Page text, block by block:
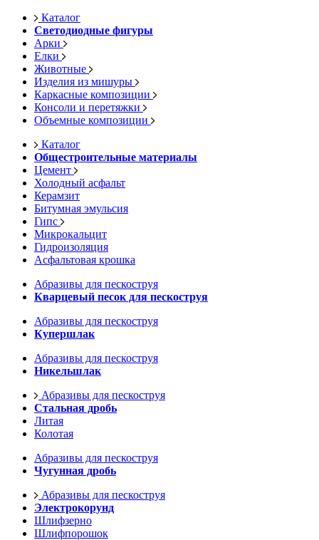
Каталог
Светодиодные фигуры
Арки
Елки
Животные
Изделия из мишуры
Каркасные композиции
Консоли и перетяжки
Объемные композиции
Каталог
Общестроительные материалы
Цемент
Холодный асфальт
Керамзит
Битумная эмульсия
Гипс
Микрокальцит
Гидроизоляция
Асфальтовая крошка
Абразивы для пескоструя
Кварцевый песок для пескоструя
Абразивы для пескоструя
Купершлак
Абразивы для пескоструя
Никельшлак
Абразивы для пескоструя
Стальная дробь
Литая
Колотая
Абразивы для пескоструя
Чугунная дробь
Абразивы для пескоструя
Электрокорунд
Шлифзерно
Шлифпорошок